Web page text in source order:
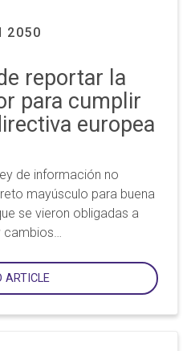
2050
reportar la
para cumplir
europea
de información no
mayúsculo para buena
se vieron obligadas a
cambios…
ARTICLE